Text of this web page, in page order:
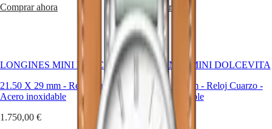
CONQUEST
CLASSIC
CHRONOGRAPH
HYDROCONQUEST
HYDROCONQUEST
GMT
Spirit
中
국
Hong
Kong
SAR
(En)
Comprar ahora Comprar ahora
LONGINES MINI DOLCEVITA
21.50 X 29 mm - Reloj Cuarzo
Acero inoxidable
1.750,00 €
LONGINES MINI DOLCEVITA
21.50 X 29 mm- Reloj Cuarzo-
Acero inoxidable
1.750,00 €